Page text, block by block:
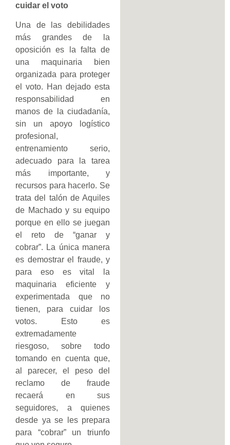
cuidar el voto
Una de las debilidades
más grandes de la
oposición es la falta de
una maquinaria bien
organizada para proteger
el voto. Han dejado esta
responsabilidad en
manos de la ciudadanía,
sin un apoyo logístico
profesional,
entrenamiento serio,
adecuado para la tarea
más importante, y
recursos para hacerlo. Se
trata del talón de Aquiles
de Machado y su equipo
porque en ello se juegan
el reto de “ganar y
cobrar”. La única manera
es demostrar el fraude, y
para eso es vital la
maquinaria eficiente y
experimentada que no
tienen, para cuidar los
votos. Esto es
extremadamente
riesgoso, sobre todo
tomando en cuenta que,
al parecer, el peso del
reclamo de fraude
recaerá en sus
seguidores, a quienes
desde ya se les prepara
para “cobrar” un triunfo